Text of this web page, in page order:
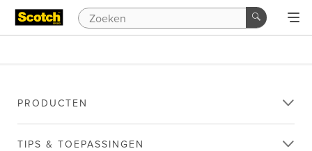
PRODUCTEN
TIPS & TOEPASSINGEN